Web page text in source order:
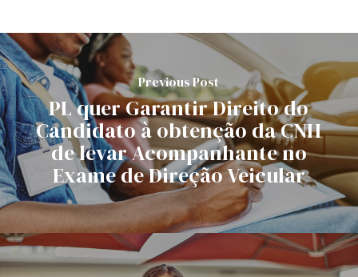
Previous Post
PL quer Garantir Direito do
Candidato à obtenção da CNH
de levar Acompanhante no
Exame de Direção Veicular